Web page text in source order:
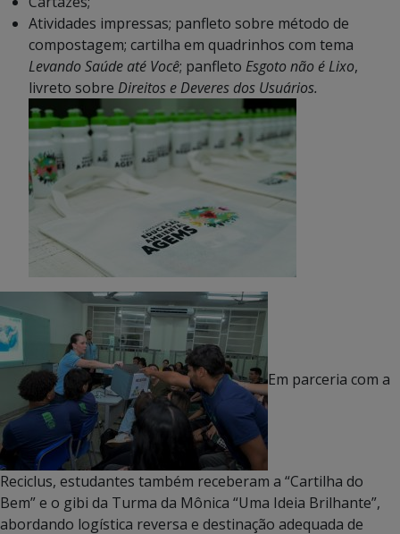
Atividades impressas; panfleto sobre método de
compostagem; cartilha em quadrinhos com tema
Levando Saúde até Você; panfleto Esgoto não é Lixo,
livreto sobre Direitos e Deveres dos Usuários.
Em parceria com a
Reciclus, estudantes também receberam a “Cartilha do
Bem” e o gibi da Turma da Mônica “Uma Ideia Brilhante”,
abordando logística reversa e destinação adequada de